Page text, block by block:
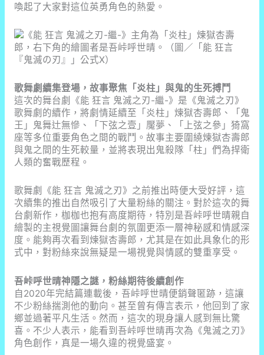
喚起了大家對這位英勇角色的熱愛。
歌舞劇續集登場，故事聚焦「炎柱」與鬼的生死搏鬥
這次的舞台劇《能 狂言 鬼滅之刃-繼-》是《鬼滅之刃》
歌舞劇的續作，將劇情延續至「炎柱」煉獄杏壽郎、「鬼
王」鬼舞辻無慘、「下弦之壹」魘夢、「上弦之參」猗窩
座等多位重要角色之間的戰鬥。故事主要圍繞煉獄杏壽郎
與鬼之間的生死較量，並將表現出鬼殺隊「柱」們為捍衛
人類的奮戰歷程。
歌舞劇《能 狂言 鬼滅之刃》之前推出時便大受好評，這
次續集的推出自然吸引了大量粉絲的關注。對於這次的舞
台劇新作，枷枷也抱有高度期待，特別是吾峠呼世晴親自
繪製的主視覺圖讓舞台劇的氛圍更添一層神秘感和情感深
度。能夠再次看到煉獄杏壽郎，尤其是在如此具象化的形
式中，對粉絲來說無疑是一場視覺與情感的雙重享受。
吾峠呼世晴神隱之謎，粉絲期待後續創作
自2020年完結篇連載後，吾峠呼世晴便銷聲匿跡，這讓
不少粉絲揣測他的動向。甚至曾有傳言表示，他回到了家
鄉並過著平凡生活。然而，這次的現身讓人感到無比驚
喜。不少人表示，能看到吾峠呼世晴再次為《鬼滅之刃》
角色創作，真是一場久違的視覺盛宴。